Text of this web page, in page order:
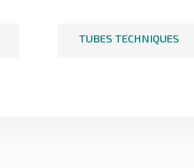
TUBES TECHNIQUES